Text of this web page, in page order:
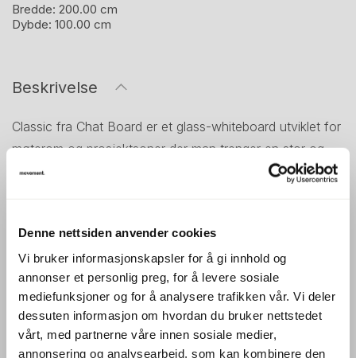
Denne nettsiden anvender cookies
Vi bruker informasjonskapsler for å gi innhold og
annonser et personlig preg, for å levere sosiale
mediefunksjoner og for å analysere trafikken vår. Vi deler
dessuten informasjon om hvordan du bruker nettstedet
vårt, med partnerne våre innen sosiale medier,
annonsering og analysearbeid, som kan kombinere den
Bredde: 200.00 cm
Dybde: 100.00 cm
Beskrivelse
Classic fra Chat Board er et glass-whiteboard utviklet for
møterom og prosjektsoner der man trenger en stor og
holdbar skriveflate. Tavlen måler 200 × 100 cm og gir
kombinere med ulike interiører.
Størrelsen gir god synlighet i rommet og fungerer godt
som hovedtavle i møterom eller arbeidsområder.
Glassoverflaten er motstandsdyktig mot skygger fra tusj
og enkel å rengjøre, noe som gjør tavlen særlig egnet til
hyppig bruk.